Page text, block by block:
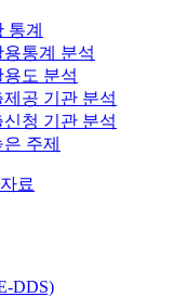
통계
통계 분석
도 분석
공 기관 분석
청 기관 분석
주제
료
DDS)